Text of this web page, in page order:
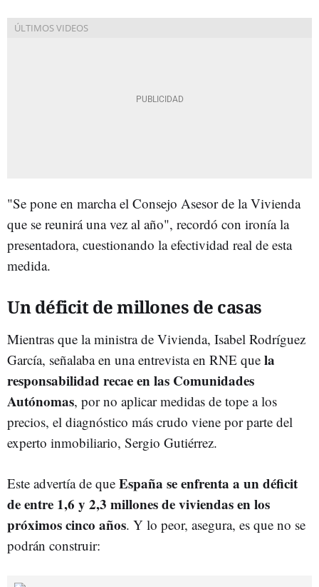
"Se pone en marcha el Consejo Asesor de la Vivienda
que se reunirá una vez al año", recordó con ironía la
presentadora, cuestionando la efectividad real de esta
medida.
Un déficit de millones de casas
Mientras que la ministra de Vivienda, Isabel Rodríguez
García, señalaba en una entrevista en RNE que la
responsabilidad recae en las Comunidades
Autónomas, por no aplicar medidas de tope a los
precios, el diagnóstico más crudo viene por parte del
experto inmobiliario, Sergio Gutiérrez.
Este advertía de que España se enfrenta a un déficit
de entre 1,6 y 2,3 millones de viviendas en los
próximos cinco años. Y lo peor, asegura, es que no se
podrán construir: